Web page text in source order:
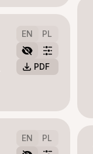
EN PL
PDF
EN PL